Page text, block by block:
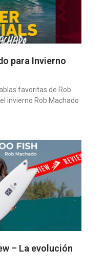
para Invierno
favoritas de Rob
invierno Rob Machado
– La evolución